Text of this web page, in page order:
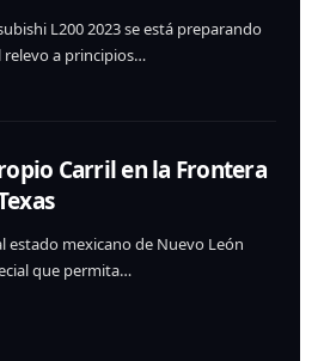
L200 2023 se está preparando
relevo a principios…
Carril en la Frontera
estado mexicano de Nuevo León
que permita…